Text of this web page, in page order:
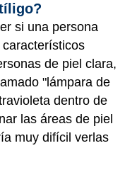
si una persona
de piel clara,
"lámpara de
dentro de
las áreas de piel
muy difícil verlas